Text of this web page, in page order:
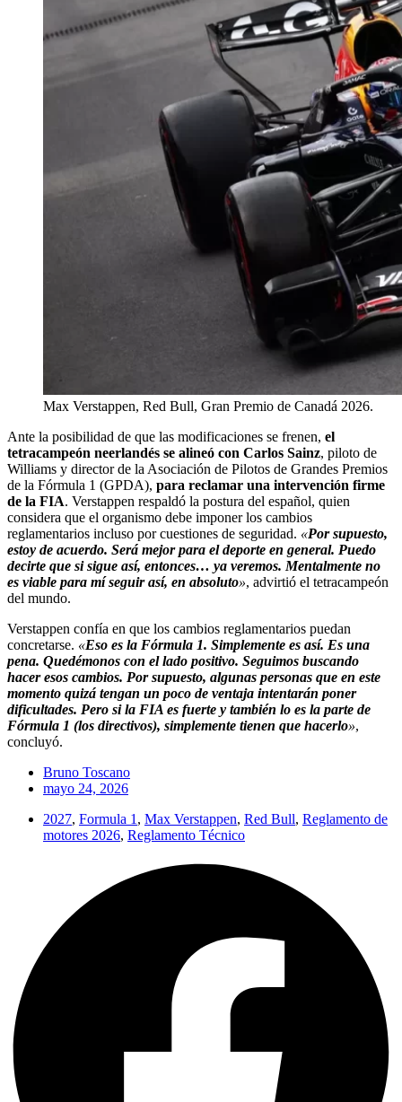
Max Verstappen, Red Bull, Gran Premio de Canadá 2026.
Ante la posibilidad de que las modificaciones se frenen, el
tetracampeón neerlandés se alineó con Carlos Sainz, piloto de
Williams y director de la Asociación de Pilotos de Grandes Premios
de la Fórmula 1 (GPDA), para reclamar una intervención firme
de la FIA. Verstappen respaldó la postura del español, quien
considera que el organismo debe imponer los cambios
reglamentarios incluso por cuestiones de seguridad. «Por supuesto,
estoy de acuerdo. Será mejor para el deporte en general. Puedo
decirte que si sigue así, entonces… ya veremos. Mentalmente no
es viable para mí seguir así, en absoluto», advirtió el tetracampeón
del mundo.
Verstappen confía en que los cambios reglamentarios puedan
concretarse. «Eso es la Fórmula 1. Simplemente es así. Es una
pena. Quedémonos con el lado positivo. Seguimos buscando
hacer esos cambios. Por supuesto, algunas personas que en este
momento quizá tengan un poco de ventaja intentarán poner
dificultades. Pero si la FIA es fuerte y también lo es la parte de
Fórmula 1 (los directivos), simplemente tienen que hacerlo»,
concluyó.
Bruno Toscano
mayo 24, 2026
2027, Formula 1 , Max Verstappen, Red Bull, Reglamento de
motores 2026, Reglamento Técnico